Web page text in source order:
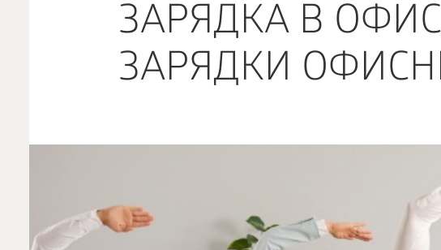
ЗАРЯДКА В
ЗАРЯДКИ